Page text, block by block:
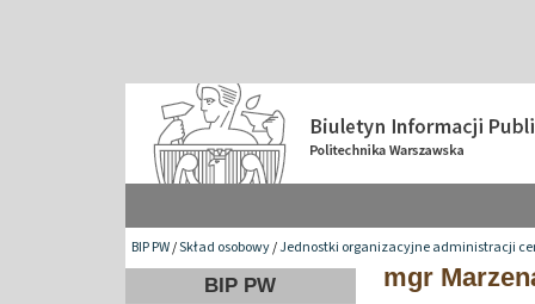
BIP PW/Skład osobowy/Jednostki organizacyjne administracji
BIP PW mgr